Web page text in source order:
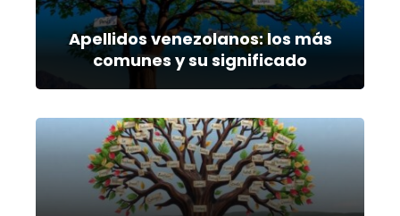
Apellidos venezolanos: los más
comunes y su significado